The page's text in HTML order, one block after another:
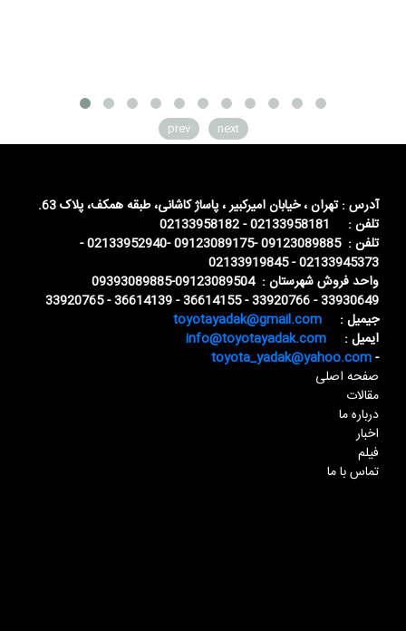
prev next
آدرس : تهران ، خیابان امیرکبیر ، پاساژ کاشانی، طبقه همکف، پلاک 63.
تلفن : 02133958181 - 02133958182
تلفن : 09123089885 -09123089175 -02133952940 -
02133945373 - 02133919845
واحد فروش شهرستان : 09123089504-09393089885
33930649 - 33920766 - 36614155 - 36614139 - 33920765
جیمیل : toyotayadak@gmail.com
ایمیل : info@toyotayadak.com
-
toyota_yadak@yahoo.com
صفحه اصلی
مقالات
درباره ما
اخبار
فیلم
تماس با ما